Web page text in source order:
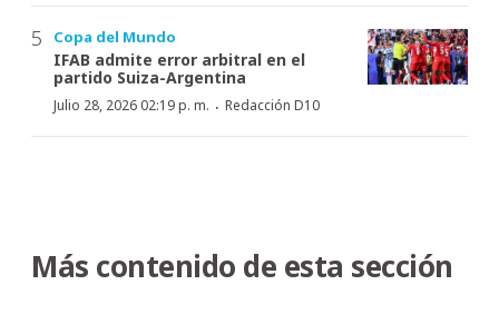
Copa del Mundo
IFAB admite error arbitral en el
partido Suiza-Argentina
Julio 28, 2026 02:19 p. m. · Redacción D10
Más contenido de esta sección